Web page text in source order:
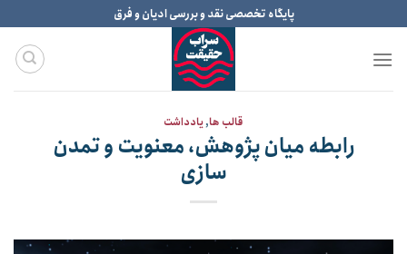
to
content
پایگاه تخصصی نقد و بررسی ادیان و فرق
قالب ها,یادداشت
رابطه میان پژوهش، معنویت و تمدن
سازی